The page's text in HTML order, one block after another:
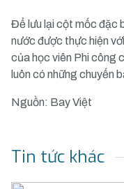
Để lưu lại cột mốc đặc
nước được thực hiện
của học viên Phi công
luôn có những chuyến
Nguồn: Bay Việt
Tin tức khác